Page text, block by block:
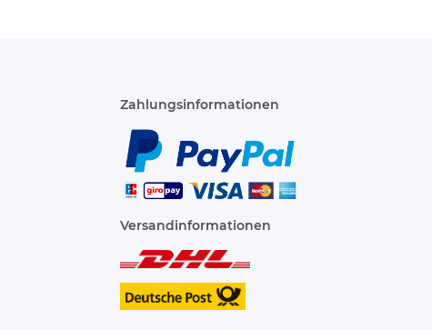
Zahlungsinformationen
Versandinformationen